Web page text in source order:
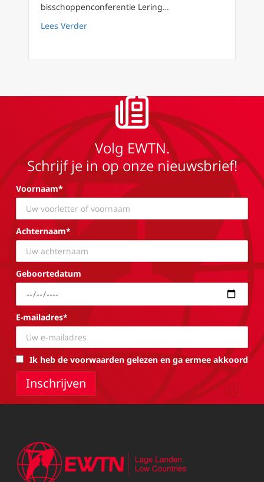
bisschoppenconferentie Lering…
Lees Verderabout Katholieke bisschoppen van Polen
Volg EWTN.
Schrijf je in op onze nieuwsbrief!
Voornaam*
Achternaam*
Geboortedatum
E-mailadres*
Ik heb de voorwaarden gelezen en ga ermee akkoord